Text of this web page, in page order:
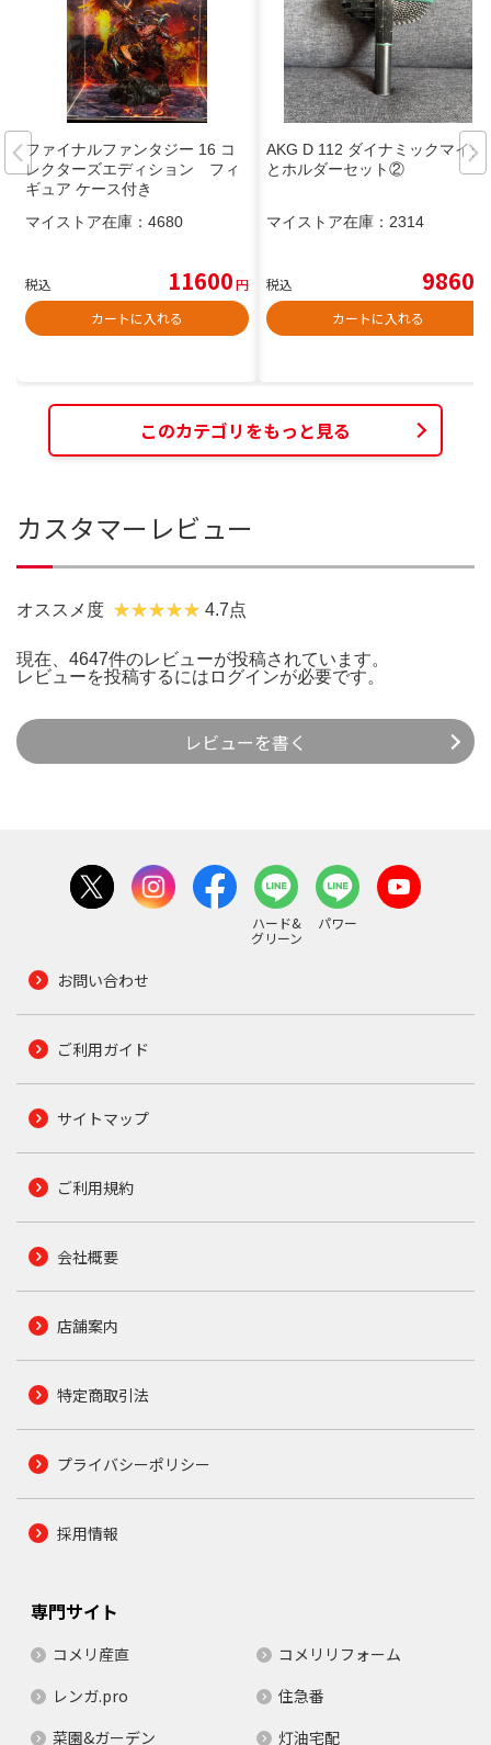
ファイナルファンタジー 16 コ
レクターズエディション フィ
ギュア ケース付き
マイストア在庫： 4680
税込 11600円
カートに入れる
AKG D 112 ダイナミックマイク
とホルダーセット②
マイストア在庫： 2314
税込 9860
カートに入れる
このカテゴリをもっと見る
カスタマーレビュー
オススメ度 4.7点
現在、4647件のレビューが投稿されています。
レビューを投稿するには ログインが必要です。
レビューを書く
ハード&
グリーン
パワー
お問い合わせ
ご利用ガイド
サイトマップ
ご利用規約
会社概要
店舗案内
特定商取引法
プライバシーポリシー
採用情報
専門サイト
コメリ産直
コメリリフォーム
レンガ.pro
住急番
菜園&ガーデン
灯油宅配